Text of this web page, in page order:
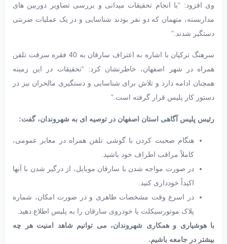
وی افزود: “با انجام تحقیقات میدانی و بررسی تصاویر دوربین های
مداربسته، متهمان که دو نفر بودند شناسایی و در یک عملیات ضربتی
دستگیر شدند.”
سرهنگ ترکیان با اشاره به اعتراف سارقان به 40 فقره سرقت تلفن
همراه در شهر اصفهان، خاطرنشان کرد: “تحقیقات در این زمینه
همچنان ادامه دارد و تلاش برای شناسایی و دستگیری مالخران نیز در
دستور کار پلیس قرار گرفته است.”
رئیس پلیس آگاهی استان اصفهان در توصیه ای به شهروندان، گفت:
هنگام صحبت کردن با گوشی تلفن همراه در معابر عمومی،
کاملاً مراقب اطراف خود باشید.
در صورت مواجه شدن با سارقان موبایل، از درگیر شدن با آنها
اکیداً خودداری کنید.
در اسرع وقت مشخصات ظاهری و در صورت امکان، شماره
پلاک موتورسیکلت یا خودروی سارقان را به پلیس اطلاع دهید.
با هوشیاری و همکاری شهروندان، می توانیم شاهد امنیت هر چه
بیشتر در جامعه باشیم.